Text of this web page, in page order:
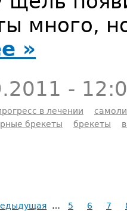
много,
»
-
в лечении
брекеты
брекеты
… 5 6 7